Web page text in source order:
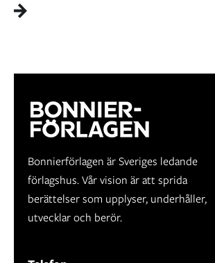
Bonnierförlagen är Sveriges ledande
förlagshus. Vår vision är att sprida
berättelser som upplyser, underhåller,
utvecklar och berör.